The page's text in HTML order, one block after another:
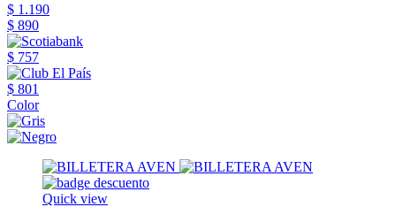
$ 1.190
$ 890
$ 757
$ 801
Color
Quick view